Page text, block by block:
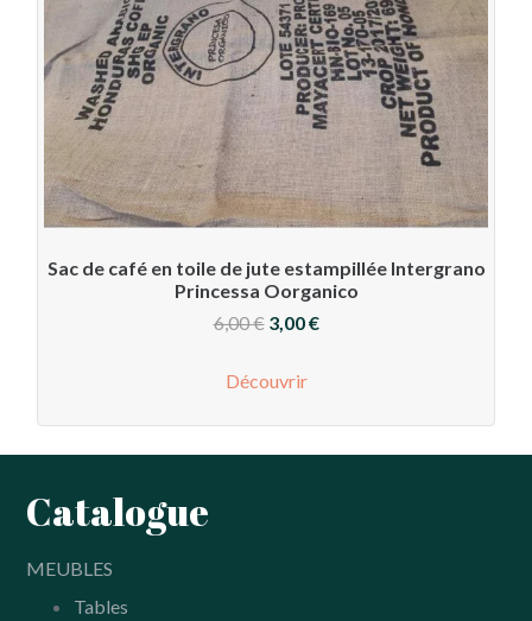
Sac de café en toile de jute estampillée Intergrano
Princessa Oorganico
6,00€ Le
initial
était :
3,00€Le
est :
Découvrir
Catalogue
MEUBLES
Tables